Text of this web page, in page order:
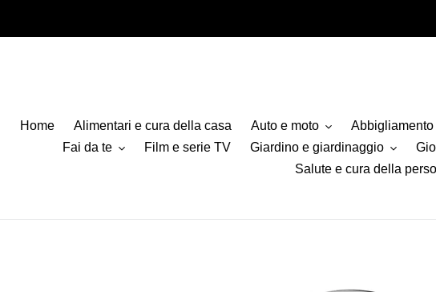
Home Alimentari e cura della casa Auto e moto Abbigliamento
Fai da te
Film e serie TV Giardino e giardinaggio
Salute e cura della